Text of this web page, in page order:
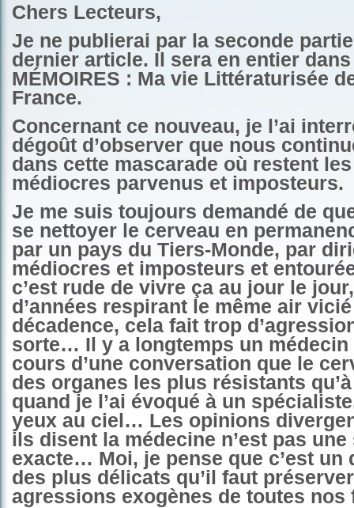
Chers Lecteurs,
Je ne publierai par la seconde
dernier article. Il sera en entier
MÉMOIRES : Ma vie Littératurisée
France.
Concernant ce nouveau, je l’ai
dégoût d’observer que nous
dans cette mascarade où restent
médiocres parvenus et imposteurs.
Je me suis toujours demandé de
se nettoyer le cerveau en
par un pays du Tiers-Monde, par
médiocres et imposteurs et
c’est rude de vivre ça au jour le
d’années respirant le même air
décadence, cela fait trop
sorte… Il y a longtemps un médecin
cours d’une conversation que le
des organes les plus résistants
quand je l’ai évoqué à un
yeux au ciel… Les opinions
ils disent la médecine n’est pas
exacte… Moi, je pense que c’est un
des plus délicats qu’il faut
agressions exogènes de toutes nos